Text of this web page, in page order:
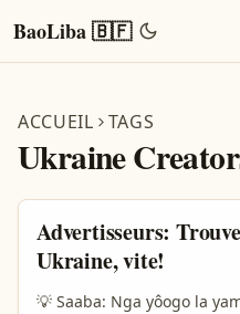
BaoLiba 🇧🇫
ACCUEIL TAGS
Ukraine
Advertisseurs:
Ukraine, vite!
💡 Saaba: Nga yôogo la